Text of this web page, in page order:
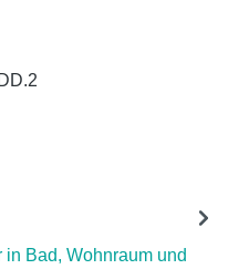
Bad, Wohnraum und